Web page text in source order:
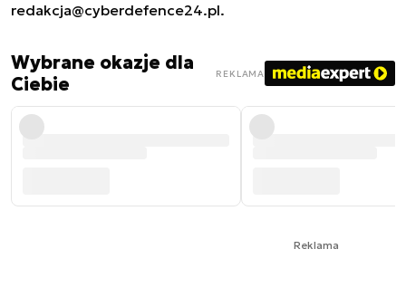
redakcja@cyberdefence24.pl.
Wybrane okazje dla
Ciebie
REKLAMA
Reklama